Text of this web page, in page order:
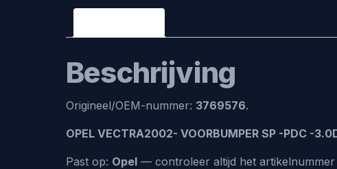
Beschrijving
Origineel/OEM-nummer: 3769576.
OPEL VECTRA2002- VOORBUMPER SP -PDC -
Past op: Opel — controleer altijd het